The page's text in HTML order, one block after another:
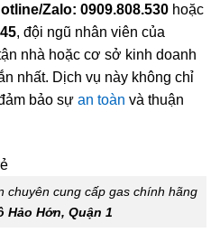
Zalo: 0909.808.530 hoặc
, đội ngũ nhân viên của
nhà hoặc cơ sở kinh doanh
nhất. Dịch vụ này không chỉ
bảo sự an toàn và thuận
chuyên cung cấp gas chính hãng
Hảo Hớn, Quận 1